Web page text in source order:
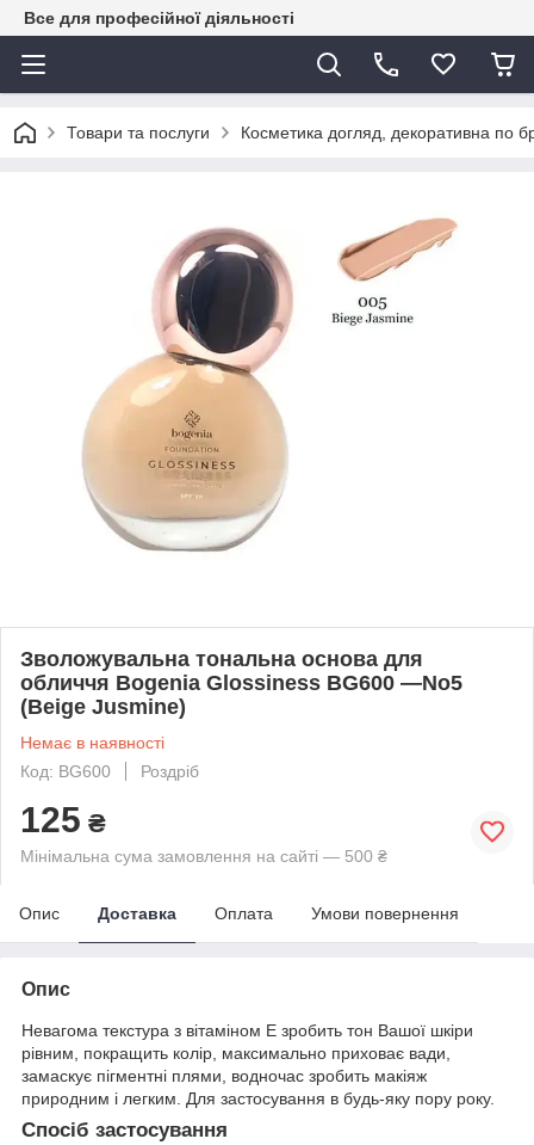
Все для професійної діяльності
Товари та послуги Косметика догляд, декоративна по
Зволожувальна тональна основа для
обличчя Bogenia Glossiness BG600 —No5
(Beige Jusmine)
Немає в наявності
Код: BG600
Роздріб
125 ₴
Мінімальна сума замовлення на сайті — 500 ₴
Опис Доставка Оплата Умови повернення
Опис
Невагома текстура з вітаміном Е зробить тон Вашої шкіри
рівним, покращить колір, максимально приховає вади,
замаскує пігментні плями, водночас зробить макіяж
природним і легким. Для застосування в будь-яку пору року.
Спосіб застосування